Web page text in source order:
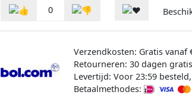
0
Verzendkosten: Gratis vanaf
Retourneren: 30 dagen gratis
Levertijd: Voor 23:59
Betaalmethodes: